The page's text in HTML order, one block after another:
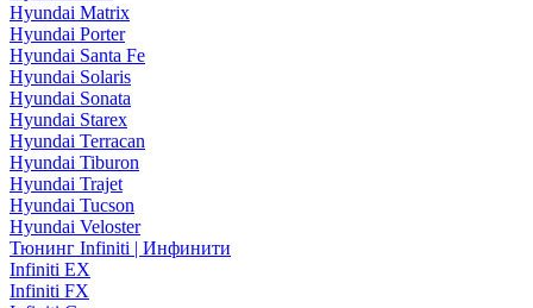
Hyundai Matrix
Hyundai Porter
Hyundai Santa Fe
Hyundai Solaris
Hyundai Sonata
Hyundai Starex
Hyundai Terracan
Hyundai Tiburon
Hyundai Trajet
Hyundai Tucson
Hyundai Veloster
Тюнинг Infiniti | Инфинити
Infiniti EX
Infiniti FX